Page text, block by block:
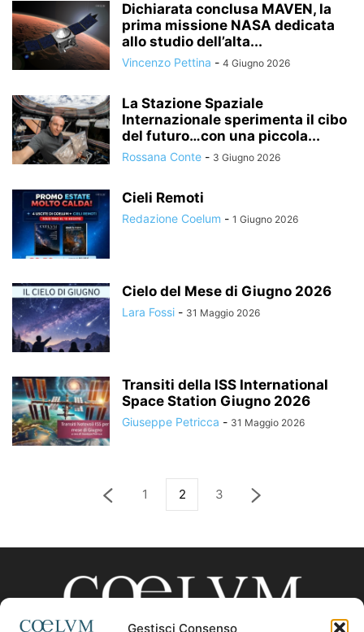
Gestisci Consenso
Dichiarata conclusa MAVEN, la
prima missione NASA dedicata
allo studio dell’alta...
Vincenzo Pettina - 4 Giugno 2026
La Stazione Spaziale
Internazionale sperimenta il cibo
del futuro…con una piccola...
Rossana Conte - 3 Giugno 2026
Cieli Remoti
Redazione Coelum - 1 Giugno 2026
Cielo del Mese di Giugno 2026
Lara Fossi - 31 Maggio 2026
Transiti della ISS International
Space Station Giugno 2026
Giuseppe Petricca - 31 Maggio 2026
1 2 3